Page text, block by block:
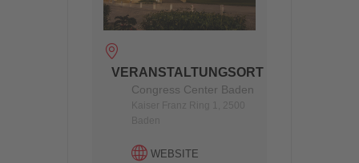
VERANSTALTUNGSORT
Congress Center Baden
WEBSITE